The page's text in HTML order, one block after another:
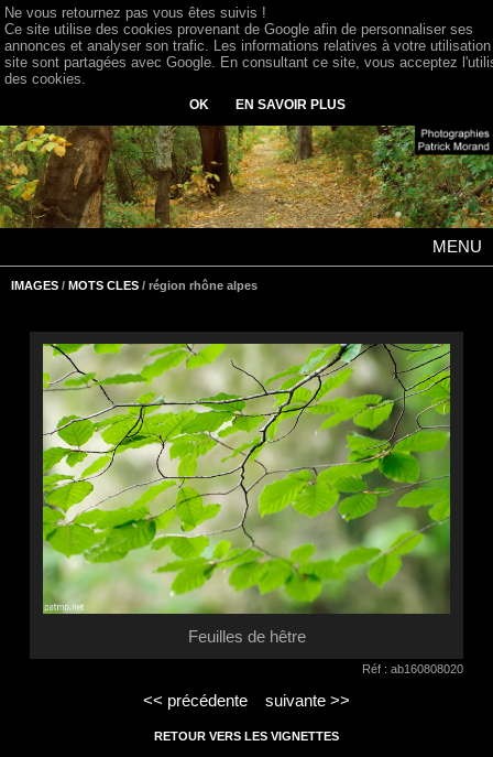
MENU
IMAGES / MOTS CLES / région rhône alpes
Feuilles de hêtre
Réf : ab160808020
<< précédente suivante >>
RETOUR VERS LES VIGNETTES
Ne vous retournez pas vous êtes suivis !
Ce site utilise des cookies provenant de Google afin de personnaliser ses
annonces et analyser son trafic. Les informations relatives à votre
site sont partagées avec Google. En consultant ce site, vous acceptez
des cookies.
OK EN SAVOIR PLUS